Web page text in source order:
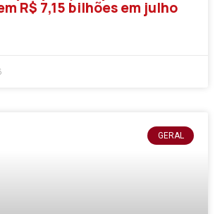
R$ 7,15 bilhões em julho
GERAL